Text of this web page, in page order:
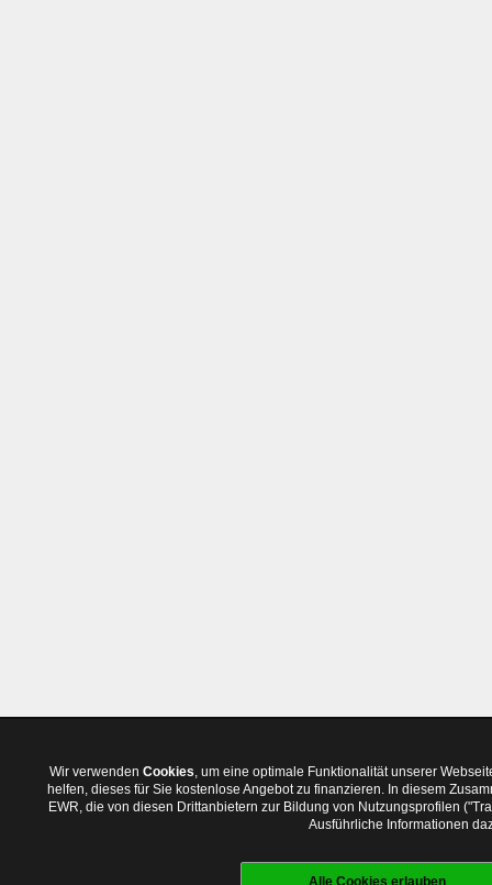
Wir verwenden Cookies, um eine optimale Funktionalität unserer
helfen, dieses für Sie kostenlose Angebot zu finanzieren. In diesem
EWR, die von diesen Drittanbietern zur Bildung von Nutzungsprofilen
Ausführliche Informationen
Alle Cookies erlauben